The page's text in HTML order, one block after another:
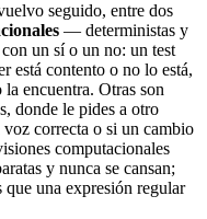
seguido, entre dos
— deterministas y
un sí o un no: un test
está contento o no lo está,
encuentra. Otras son
donde le pides a otro
correcta o si un cambio
computacionales
y nunca se cansan;
que una expresión regular